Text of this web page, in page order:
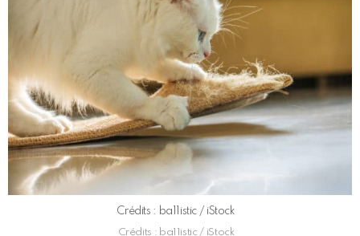
Crédits : ba11istic / iStock
Crédits : ba11istic / iStock